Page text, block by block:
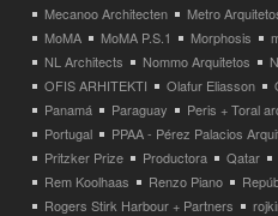
Mecanoo Architecten
Metro
MoMA
MoMA P.S.1 Morphosis
NL Architects
Nommo Arquitetos
OFIS ARHITEKTI
Olafur Eliasson
Panamá
Paraguay Peris + Toral
Portugal
PPAA - Pérez Palacios
Pritzker Prize
Productora Qatar
Rem Koolhaas
Renzo Piano
Rogers Stirk Harbour + Partners